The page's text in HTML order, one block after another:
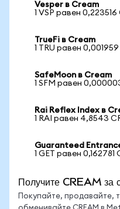
Vesper в Cream
1 VSP равен 0,223516
TrueFi в Cream
1 TRU равен 0,001959
SafeMoon в Cream
1 SFM равен
Rai Reflex Index в
1 RAI равен 4,8543
Guaranteed
1 GET равен 0,162781
Получите CREAM за
Покупайте, продавайте,